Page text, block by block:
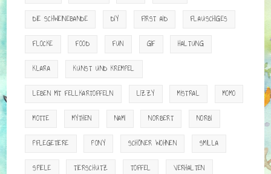
DIE SCHWEINEBANDE DIY FIRST AID FLAUSCHIGES
FLOCKE FOOD FUN GIF HALTUNG
KLARA KUNST UND KREMPEL
LEBEN MIT FELLKARTOFFELN LIZZY MISTRAL MOMO
MOTTE MYTHEN NAMI NORBERT NORBI
PFLEGETIERE PONY SCHÖNER WOHNEN SMILLA
SPIELE TIERSCHUTZ TOFFEL VERHALTEN